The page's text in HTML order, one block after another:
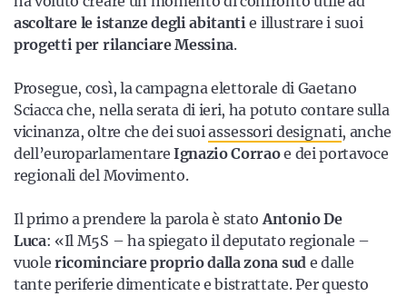
nostra newsletter
Iscriviti
ascoltare le istanze degli abitantie illustrare i suoi
progetti per rilanciare Messina.
Prosegue, così, la campagna elettorale di Gaetano
Sciacca che, nella serata di ieri, ha potuto contare sulla
vicinanza, oltre che dei suoiassessori designati, anche
dell’europarlamentare Ignazio Corraoe dei portavoce
regionali del Movimento.
Il primo a prendere la parola è statoAntonio De
Luca: «Il M5S – ha spiegato il deputato regionale –
vuolericominciare proprio dalla zona sude dalle
tante periferie dimenticate e bistrattate. Per questo